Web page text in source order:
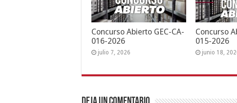
Concurso Abierto GEC-CA-
016-2026
julio 7, 2026
Concurso
015-2026
junio 18,